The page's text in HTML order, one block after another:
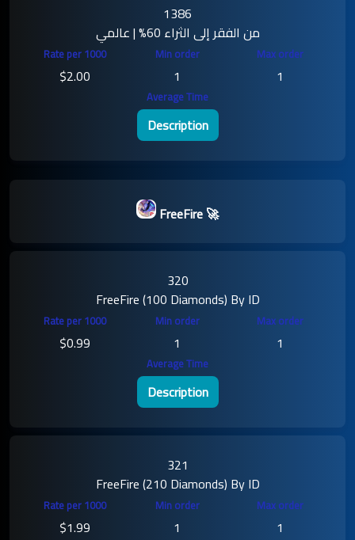
1386
من الفقر إلى الثراء 60% | عالمي
$2.00
1 1
Description
FreeFire 🚀
320
FreeFire (100 Diamonds) By ID
$0.99
1 1
Description
321
FreeFire (210 Diamonds) By ID
$1.99
1 1